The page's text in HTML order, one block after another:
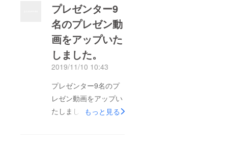
レゼンターの皆様の
チャレンジを称賛いた
します。 結果発表
『クラウドファンディ
ング支援のご報告』支
340,500円 ご支援を頂
き誠にありがとうござ
いました。 《FAAVO
プレゼンター9
名のプレゼン動
画をアップいた
しました。
2019/11/10 10:43
プレゼンター9名のプ
レゼン動画をアップい
たしました。 エント
もっと見る